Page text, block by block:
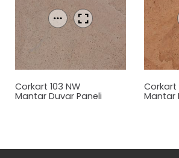
Corkart 103 NW
Mantar Duvar Paneli
Corkart
Mantar